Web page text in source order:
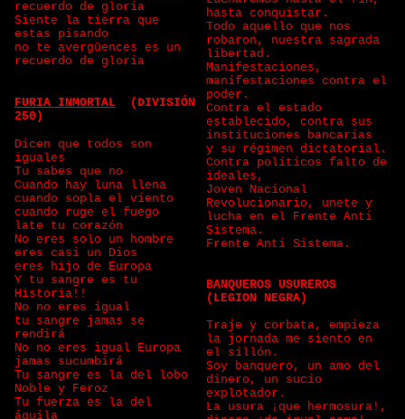
recuerdo de gloria
Siente la tierra que
estas pisando
no te avergüences es un
recuerdo de gloria
FURIA INMORTAL
(DIVISIÓN
250)
Dicen que todos son
iguales
Tu sabes que no
Cuando hay luna llena
cuando sopla el viento
cuando ruge el fuego
late tu corazón
No eres solo un hombre
eres casi un Dios
eres hijo de Europa
Y tu sangre es tu
Historia!!
No no eres igual
tu sangre jamas se
rendirá
No no eres igual Europa
jamas sucumbirá
Tu sangre es la del lobo
Noble y Feroz
Tu fuerza es la del
águila
hasta conquistar.
Todo aquello que nos
robaron, nuestra sagrada
libertad.
Manifestaciones,
manifestaciones contra el
poder.
Contra el estado
establecido, contra sus
instituciones bancarias
y su régimen dictatorial.
Contra políticos falto de
ideales,
Joven Nacional
Revolucionario, unete y
lucha en el Frente Anti
Sistema.
Frente Anti Sistema.
BANQUEROS USUREROS
(LEGION NEGRA)
Traje y corbata, empieza
la jornada me siento en
el sillón.
Soy banquero, un amo del
dinero, un sucio
explotador.
La usura ¡que hermosura!,